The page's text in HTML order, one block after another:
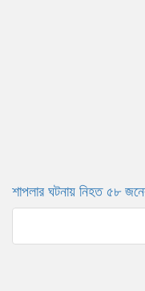
শাপলার ঘটনায় নিহত ৫৮